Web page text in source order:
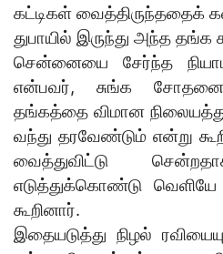
கட்டிகள் வைத்திருந்ததைக்
துபாயில் இருந்து அந்த
சென்னையை சேர்ந்த
என்பவர், சுங்க
தங்கத்தை விமான
வந்து தரவேண்டும் என்று
வைத்துவிட்டு
எடுத்துக்கொண்டு
கூறினார்.
இதையடுத்து நிழல்